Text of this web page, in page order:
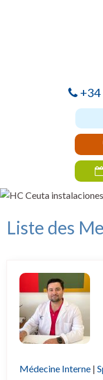
Liste des
Médecine Interne |